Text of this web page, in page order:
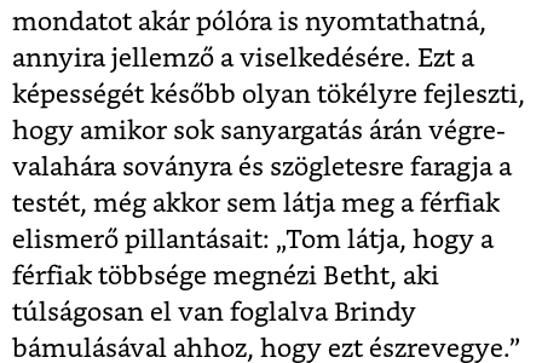
mondatot akár pólóra is nyomtathatná,
annyira jellemző a viselkedésére. Ezt a
képességét később olyan tökélyre fejleszti,
hogy amikor sok sanyargatás árán végre-
valahára soványra és szögletesre faragja a
testét, még akkor sem látja meg a férfiak
elismerő pillantásait: „Tom látja, hogy a
férfiak többsége megnézi Betht, aki
túlságosan el van foglalva Brindy
bámulásával ahhoz, hogy ezt észrevegye.”